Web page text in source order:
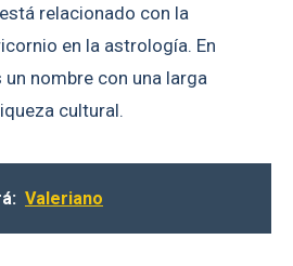
relacionado con la
en la astrología. En
nombre con una larga
cultural.
Valeriano